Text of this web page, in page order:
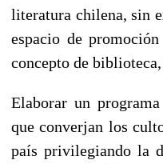
literatura chilena, sin
espacio de
concepto de
Elaborar un
que converjan los
país privilegiando la